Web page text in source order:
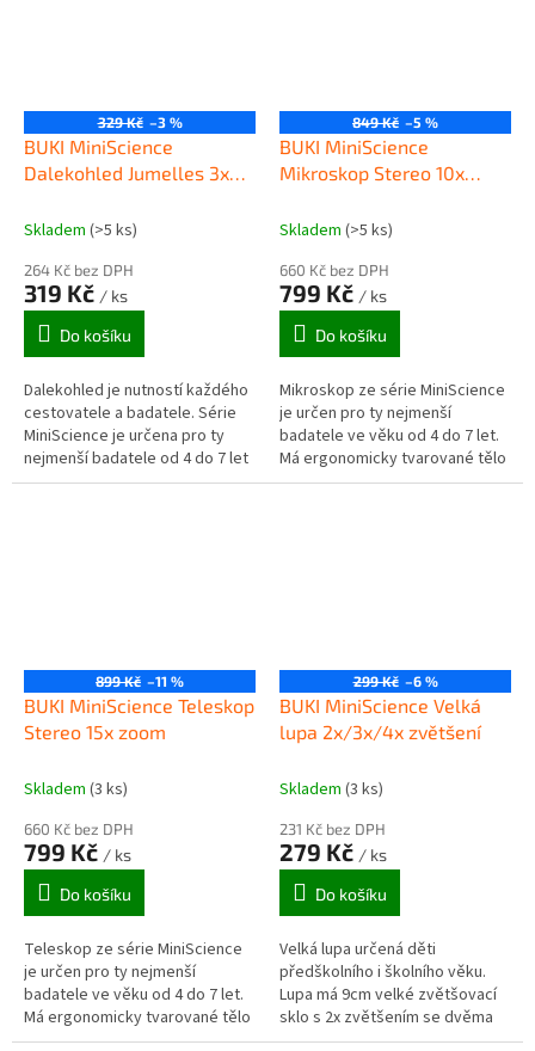
329 Kč –3 %
BUKI MiniScience
Dalekohled Jumelles 3x35
Skladem (>5 ks)
264 Kč bez DPH
319 Kč / ks
Do košíku
Dalekohled je nutností každého
cestovatele a badatele. Série
MiniScience je určena pro ty
nejmenší badatele od 4 do 7 let
věku. Dalekohled má
849 Kč –5 %
BUKI MiniScience
Mikroskop Stereo 10x
Skladem (>5 ks)
660 Kč bez DPH
799 Kč / ks
Do košíku
Mikroskop ze série MiniScience
je určen pro ty nejmenší
badatele ve věku od 4 do 7 let.
Má ergonomicky tvarované tělo
z kvalitního plastu, měkké
899 Kč –11 %
BUKI MiniScience Teleskop
Stereo 15x zoom
Skladem (3 ks)
660 Kč bez DPH
799 Kč / ks
Do košíku
Teleskop ze série MiniScience
je určen pro ty nejmenší
badatele ve věku od 4 do 7 let.
Má ergonomicky tvarované tělo
z kvalitního plastu, měkké
299 Kč –6 %
BUKI MiniScience Velká
lupa 2x/3x/4x zvětšení
Skladem (3 ks)
231 Kč bez DPH
279 Kč / ks
Do košíku
Velká lupa určená děti
předškolního i školního věku.
Lupa má 9cm velké zvětšovací
sklo s 2x zvětšením se dvěma
menšími poli s 3x a 4x